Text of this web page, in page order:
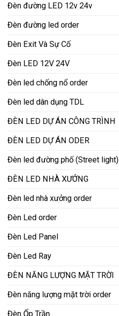
Đèn đường LED 12v 24v
Đèn đường led order
Đèn Exit Và Sự Cố
Đèn LED 12V 24V
Đèn led chống nổ order
Đèn led dân dụng TDL
ĐÈN LED DỰ ÁN CÔNG TRÌNH
ĐÈN LED DỰ ÁN ODER
Đèn led đường phố (Street light)
ĐÈN LED NHÀ XƯỞNG
Đèn led nhà xưởng order
Đèn Led order
Đèn Led Panel
Đèn Led Ray
ĐÈN NĂNG LƯỢNG MẶT TRỜI
Đèn năng lượng mặt trời order
Đèn Ốp Trần